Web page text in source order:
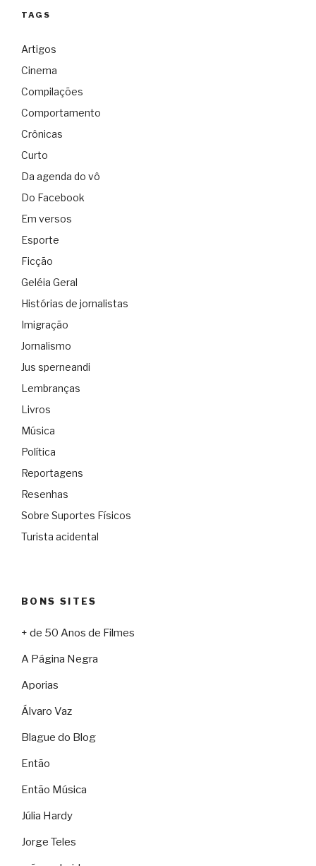
TAGS
Artigos
Cinema
Compilações
Comportamento
Crônicas
Curto
Da agenda do vô
Do Facebook
Em versos
Esporte
Ficção
Geléia Geral
Histórias de jornalistas
Imigração
Jornalismo
Jus sperneandi
Lembranças
Livros
Música
Política
Reportagens
Resenhas
Sobre Suportes Físicos
Turista acidental
BONS SITES
+ de 50 Anos de Filmes
A Página Negra
Aporias
Álvaro Vaz
Blague do Blog
Então
Então Música
Júlia Hardy
Jorge Teles